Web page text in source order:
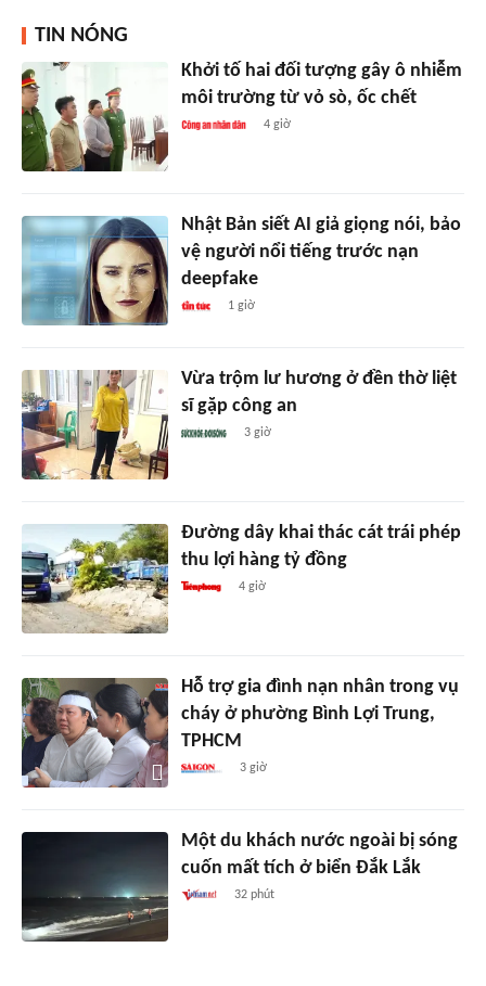
TIN NÓNG
Khởi tố hai đối tượng gây ô nhiễm
môi trường từ vỏ sò, ốc chết
4 giờ
Nhật Bản siết AI giả giọng nói, bảo
vệ người nổi tiếng trước nạn
deepfake
1 giờ
Vừa trộm lư hương ở đền thờ liệt
sĩ gặp công an
3 giờ
Đường dây khai thác cát trái phép
thu lợi hàng tỷ đồng
4 giờ
Hỗ trợ gia đình nạn nhân trong vụ
cháy ở phường Bình Lợi Trung,
TPHCM
3 giờ
Một du khách nước ngoài bị sóng
cuốn mất tích ở biển Đắk Lắk
32 phút